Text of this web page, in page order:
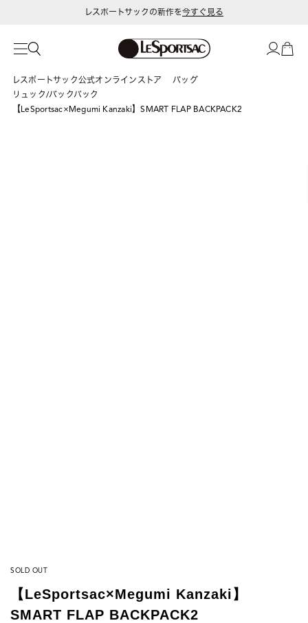
レスポートサックの新作を今すぐ見る
レスポートサック公式オンラインストア
バッグ
リュック/バックパック
【LeSportsac×Megumi Kanzaki】SMART FLAP BACKPACK2
SOLD OUT
【LeSportsac×Megumi Kanzaki】
SMART FLAP BACKPACK2